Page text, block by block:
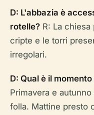
D: L'abbazia è
rotelle? R: La
cripte e le torri
irregolari.
D: Qual è il
Primavera e
folla. Mattine presto